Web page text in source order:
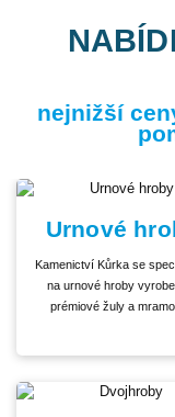
nejnižší
Urnové
Kamenictví Kůrka se
na urnové hroby
prémiové žuly a